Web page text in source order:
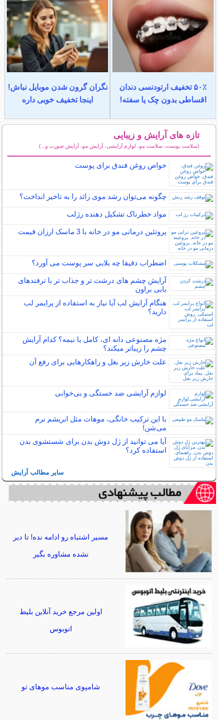
۵۰٪ تخفیف ارتودنسی دندان
اقساطی بدون چک یا سفته!
نگران گرون شدن موبایل نباش!
اینجا تخفیف خوبی داره
تازه های آرایش و زیبایی
(سلامت پوست، سلامت مو، لوازم آرایشی، آرایش مو، آرایش صورت و...)
خواص روغن فندق برای پوست
چگونه می‌توان رشد موی زائد را به تاخیر انداخت؟
مواد خطرناک تشکیل دهنده رژلب
پروتئین درمانی مو در خانه با 3 ماسک ارزان قیمت
اضطراب دقیقا چه بلایی سر پوست می آورد؟
آرایش چشم های درشت تر و جذاب تر با ترفندهای
بابی براون
هنگام آرایش لب آیا نیاز به استفاده از پرایمر لب
دارید؟
مژه مصنوعی دانه ای، کامل یا نیمه؟ کدام آرایش
چشم را زیباتر میکند؟
علت خارش زیر بغل و راهکارهایی برای رفع آن
لوازم آرایشی ضد خستگی و بی‌خوابی
با این ترکیب خانگی، موهات مثل ابریشم نرم
می‌شن!
آیا می توانید از ژل دوش بدن برای شستشوی بدن
استفاده کرد؟
سایر مطالب آرایش
مسیر اشتباه رو ادامه نده! تا دیر
نشده مشاوره بگیر
اولین مرجع خرید آنلاین بلیط
اتوبوس
شامپوی مناسب موهای تو